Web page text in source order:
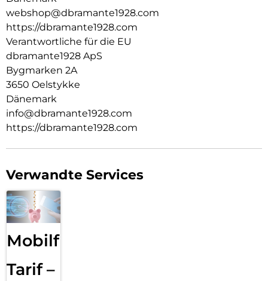
webshop@dbramante1928.com
https://dbramante1928.com
Verantwortliche für die EU
dbramante1928 ApS
Bygmarken 2A
3650 Oelstykke
Dänemark
info@dbramante1928.com
https://dbramante1928.com
Verwandte Services
Mobilfunk
Tarif –